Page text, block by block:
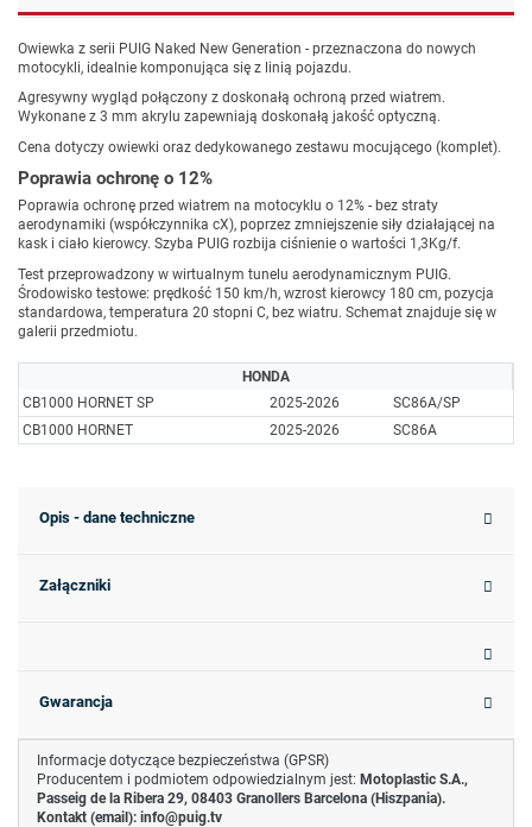
Owiewka z serii PUIG Naked New Generation - przeznaczona do nowych
motocykli, idealnie komponująca się z linią pojazdu.
Agresywny wygląd połączony z doskonałą ochroną przed wiatrem.
Wykonane z 3 mm akrylu zapewniają doskonałą jakość optyczną.
Cena dotyczy owiewki oraz dedykowanego zestawu mocującego (komplet).
Poprawia ochronę o 12%
Poprawia ochronę przed wiatrem na motocyklu o 12% - bez straty
aerodynamiki (współczynnika cX), poprzez zmniejszenie siły działającej na
kask i ciało kierowcy. Szyba PUIG rozbija ciśnienie o wartości 1,3Kg/f.
Test przeprowadzony w wirtualnym tunelu aerodynamicznym PUIG.
Środowisko testowe: prędkość 150 km/h, wzrost kierowcy 180 cm, pozycja
standardowa, temperatura 20 stopni C, bez wiatru. Schemat znajduje się w
galerii przedmiotu.
HONDA
CB1000 HORNET SP
2025-2026
SC86A/SP
CB1000 HORNET
2025-2026 SC86A
Opis - dane techniczne
Załączniki
Gwarancja
Informacje dotyczące bezpieczeństwa (GPSR)
Producentem i podmiotem odpowiedzialnym jest: Motoplastic S.A.,
Passeig de la Ribera 29, 08403 Granollers Barcelona (Hiszpania).
Kontakt (email): info@puig.tv